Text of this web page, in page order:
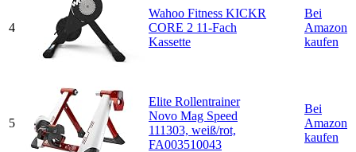
4
Wahoo Fitness KICKR
CORE 2 11-Fach
Kassette
Bei
Amazon
kaufen
5
Elite Rollentrainer
Novo Mag Speed
111303, weiß/rot,
FA003510043
Bei
Amazon
kaufen